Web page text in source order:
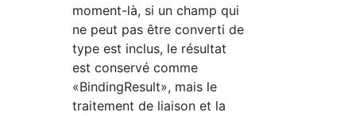
moment-là, si un champ qui
ne peut pas être converti de
type est inclus, le résultat
est conservé comme
«BindingResult», mais le
traitement de liaison et la